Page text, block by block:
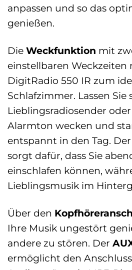
anpassen und so das
genießen.
Die Weckfunktion mit
einstellbaren Weckzeiten
DigitRadio 550 IR zum
Schlafzimmer. Lassen
Lieblingsradiosender
Alarmton wecken und
entspannt in den Tag. Der
sorgt dafür, dass Sie
einschlafen können,
Lieblingsmusik im
Über den
Ihre Musik ungestört
andere zu stören. Der
ermöglicht den